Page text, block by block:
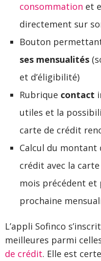
consommation et
directement sur
Bouton
ses mensualités
et d’éligibilité)
Rubrique contact
utiles et la
carte de crédit
Calcul du montant
crédit avec la
mois précédent
prochaine
L’appli Sofinco
meilleures parmi
de crédit. Elle est